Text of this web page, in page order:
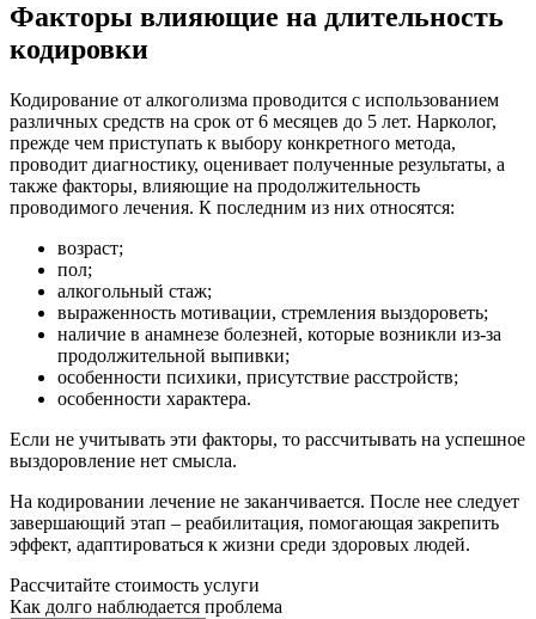
Факторы влияющие на длительность
кодировки
Кодирование от алкоголизма проводится с использованием
различных средств на срок от 6 месяцев до 5 лет. Нарколог,
прежде чем приступать к выбору конкретного метода,
проводит диагностику, оценивает полученные результаты, а
также факторы, влияющие на продолжительность
проводимого лечения. К последним из них относятся:
возраст;
пол;
алкогольный стаж;
выраженность мотивации, стремления выздороветь;
наличие в анамнезе болезней, которые возникли из-за
продолжительной выпивки;
особенности психики, присутствие расстройств;
особенности характера.
Если не учитывать эти факторы, то рассчитывать на успешное
выздоровление нет смысла.
На кодировании лечение не заканчивается. После нее следует
завершающий этап – реабилитация, помогающая закрепить
эффект, адаптироваться к жизни среди здоровых людей.
Рассчитайте стоимость услуги
Как долго наблюдается проблема